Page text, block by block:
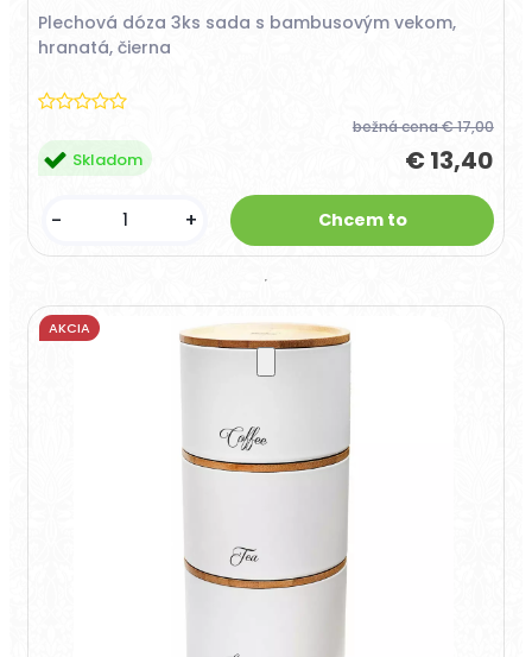
Plechová dóza 3ks sada s bambusovým vekom,
hranatá, čierna
bežná cena€ 17,00
€ 13,40
Skladom
- +
AKCIA